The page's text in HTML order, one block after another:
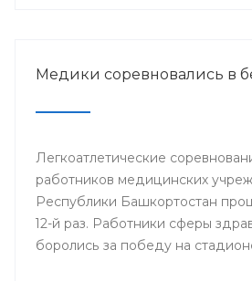
Медики соревновались в
Легкоатлетические
работников медицинских
Республики Башкортостан
12-й раз. Работники сферы
боролись за победу на